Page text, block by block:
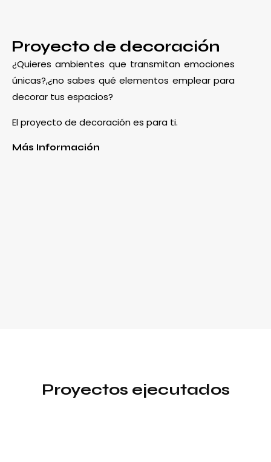
Proyecto de decoración
¿Quieres ambientes que transmitan emociones
únicas?,¿no sabes qué elementos emplear para
decorar tus espacios?
El proyecto de decoración es para ti.
Más Información
Proyectos ejecutados